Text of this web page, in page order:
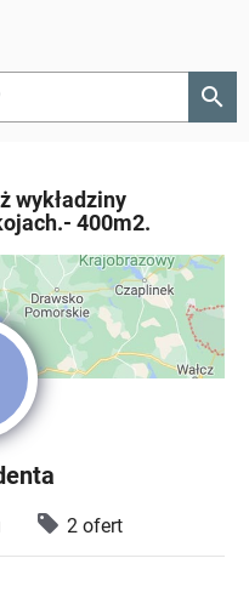
search
wykładziny
400m2.
2 ofert